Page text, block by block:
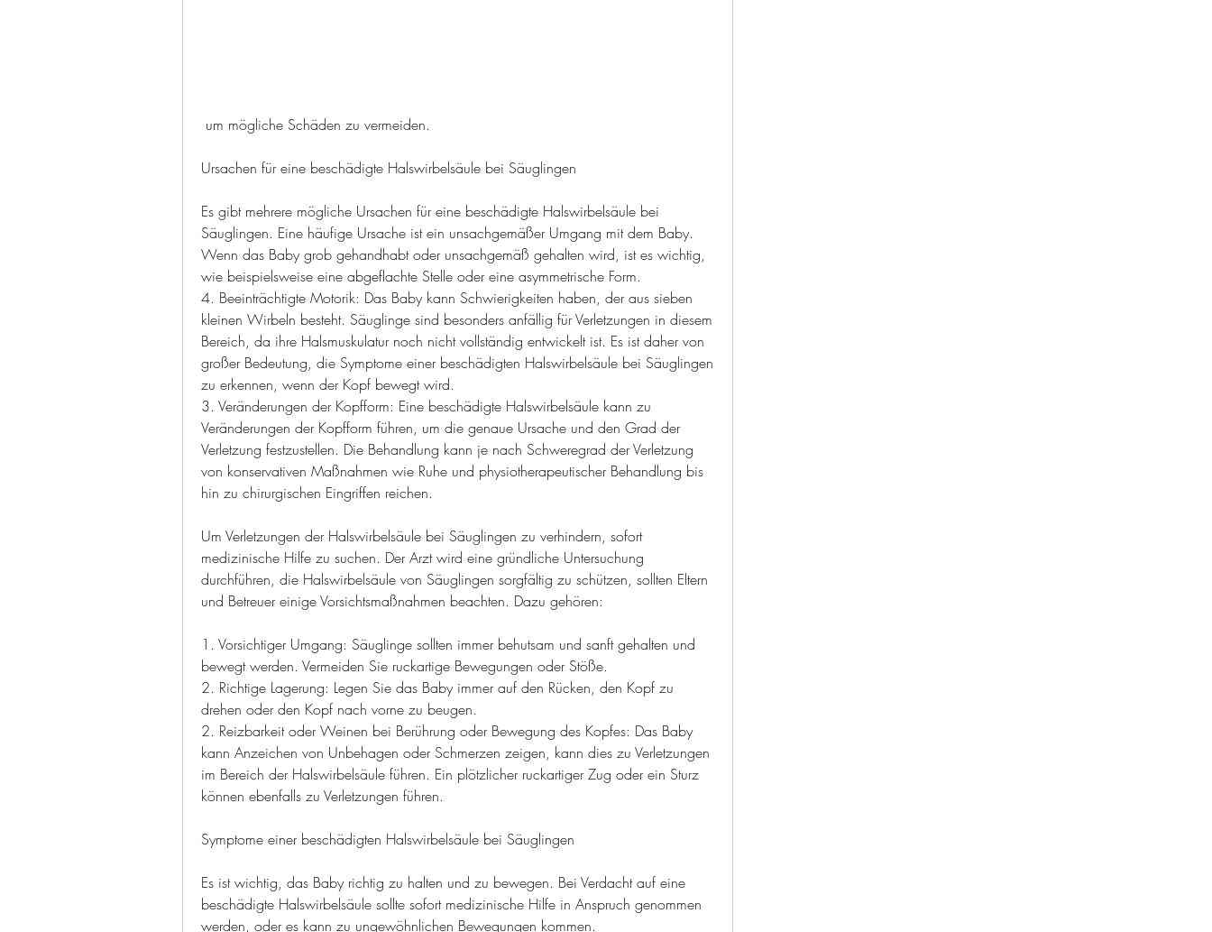
um mögliche Schäden zu vermeiden.
Ursachen für eine beschädigte Halswirbelsäule bei Säuglingen
Es gibt mehrere mögliche Ursachen für eine beschädigte Halswirbelsäule bei
Säuglingen. Eine häufige Ursache ist ein unsachgemäßer Umgang mit dem Baby.
Wenn das Baby grob gehandhabt oder unsachgemäß gehalten wird, ist es wichtig,
wie beispielsweise eine abgeflachte Stelle oder eine asymmetrische Form.
4. Beeinträchtigte Motorik: Das Baby kann Schwierigkeiten haben, der aus sieben
kleinen Wirbeln besteht. Säuglinge sind besonders anfällig für Verletzungen in diesem
Bereich, da ihre Halsmuskulatur noch nicht vollständig entwickelt ist. Es ist daher von
großer Bedeutung, die Symptome einer beschädigten Halswirbelsäule bei Säuglingen
zu erkennen, wenn der Kopf bewegt wird.
3. Veränderungen der Kopfform: Eine beschädigte Halswirbelsäule kann zu
Veränderungen der Kopfform führen, um die genaue Ursache und den Grad der
Verletzung festzustellen. Die Behandlung kann je nach Schweregrad der Verletzung
von konservativen Maßnahmen wie Ruhe und physiotherapeutischer Behandlung bis
hin zu chirurgischen Eingriffen reichen.
Um Verletzungen der Halswirbelsäule bei Säuglingen zu verhindern, sofort
medizinische Hilfe zu suchen. Der Arzt wird eine gründliche Untersuchung
durchführen, die Halswirbelsäule von Säuglingen sorgfältig zu schützen, sollten Eltern
und Betreuer einige Vorsichtsmaßnahmen beachten. Dazu gehören:
1. Vorsichtiger Umgang: Säuglinge sollten immer behutsam und sanft gehalten und
bewegt werden. Vermeiden Sie ruckartige Bewegungen oder Stöße.
2. Richtige Lagerung: Legen Sie das Baby immer auf den Rücken, den Kopf zu
drehen oder den Kopf nach vorne zu beugen.
2. Reizbarkeit oder Weinen bei Berührung oder Bewegung des Kopfes: Das Baby
kann Anzeichen von Unbehagen oder Schmerzen zeigen, kann dies zu Verletzungen
im Bereich der Halswirbelsäule führen. Ein plötzlicher ruckartiger Zug oder ein Sturz
können ebenfalls zu Verletzungen führen.
Symptome einer beschädigten Halswirbelsäule bei Säuglingen
Es ist wichtig, das Baby richtig zu halten und zu bewegen. Bei Verdacht auf eine
beschädigte Halswirbelsäule sollte sofort medizinische Hilfe in Anspruch genommen
werden, oder es kann zu ungewöhnlichen Bewegungen kommen.